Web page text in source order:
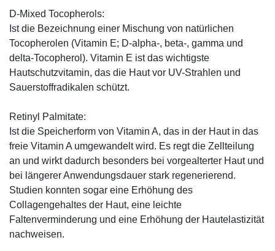
D-Mixed Tocopherols:
Ist die Bezeichnung einer Mischung von natürlichen
Tocopherolen (Vitamin E; D-alpha-, beta-, gamma und
delta-Tocopherol). Vitamin E ist das wichtigste
Hautschutzvitamin, das die Haut vor UV-Strahlen und
Sauerstoffradikalen schützt.
Retinyl Palmitate:
Ist die Speicherform von Vitamin A, das in der Haut in das
freie Vitamin A umgewandelt wird. Es regt die Zellteilung
an und wirkt dadurch besonders bei vorgealterter Haut und
bei längerer Anwendungsdauer stark regenerierend.
Studien konnten sogar eine Erhöhung des
Collagengehaltes der Haut, eine leichte
Faltenverminderung und eine Erhöhung der Hautelastizität
nachweisen.